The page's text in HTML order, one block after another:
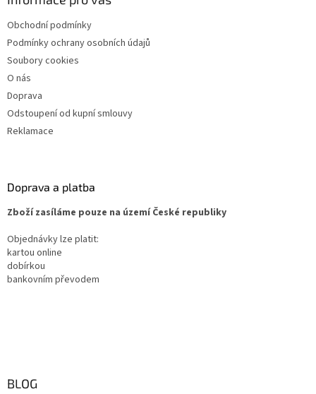
Obchodní podmínky
Podmínky ochrany osobních údajů
Soubory cookies
O nás
Doprava
Odstoupení od kupní smlouvy
Reklamace
Doprava a platba
Zboží zasíláme pouze na území České republiky
Objednávky lze platit:
kartou online
dobírkou
bankovním převodem
BLOG